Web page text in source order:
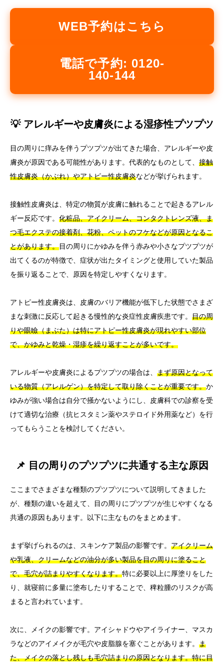
WEB予約はこちら
電話で予約: 0120-
140-144
💡 アレルギーや皮膚炎による湿疹性プツプツ
目の周りに痒みを伴うプツプツが出てきた場合、アレルギーや皮
膚炎が原因である可能性があります。代表的なものとして、 接触
性皮膚炎（かぶれ）やアトピー性皮膚炎などが挙げられます。
接触性皮膚炎は、特定の物質が皮膚に触れることで起きるアレル
ギー反応です。 化粧品、アイクリーム、コンタクトレンズ液、ま
つ毛エクステの接着剤、花粉、ペットのフケなどが原因となるこ
とがあります。目の周りにかゆみを伴う赤みや小さなプツプツが
出てくるのが特徴で、症状が出たタイミングと使用していた製品
を振り返ることで、原因を特定しやすくなります。
アトピー性皮膚炎は、皮膚のバリア機能が低下した状態でさまざ
まな刺激に反応して起きる慢性的な炎症性皮膚疾患です。 目の周
りや眼瞼（まぶた）は特にアトピー性皮膚炎が現れやすい部位
で、かゆみと乾燥・湿疹を繰り返すことが多いです。
アレルギーや皮膚炎によるプツプツの場合は、 まず原因となって
いる物質（アレルゲン）を特定して取り除くことが重要です。か
ゆみが強い場合は自分で掻かないようにし、皮膚科での診察を受
けて適切な治療（抗ヒスタミン薬やステロイド外用薬など）を行
ってもらうことを検討してください。
📌 目の周りのプツプツに共通する主な原因
ここまでさまざまな種類のプツプツについて説明してきました
が、種類の違いを超えて、目の周りにプツプツが生じやすくなる
共通の原因もあります。以下に主なものをまとめます。
まず挙げられるのは、スキンケア製品の影響です。 アイクリーム
や乳液、クリームなどの油分が多い製品を目の周りに塗ること
で、毛穴が詰まりやすくなります。特に必要以上に厚塗りをした
り、就寝前に多量に塗布したりすることで、稗粒腫のリスクが高
まると言われています。
次に、メイクの影響です。アイシャドウやアイライナー、マスカ
ラなどのアイメイクが毛穴や皮脂腺を塞ぐことがあります。 ま
た、メイクの落とし残しも毛穴詰まりの原因となります。特に目